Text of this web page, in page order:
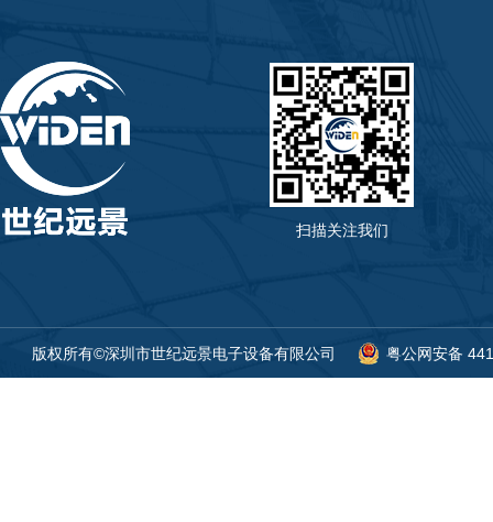
扫描关注我们
版权所有©深圳市世纪远景电子设备有限公司 粤公网安备